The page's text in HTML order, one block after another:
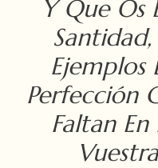
Y Que Os
Ejemplos
Perfección
Faltan